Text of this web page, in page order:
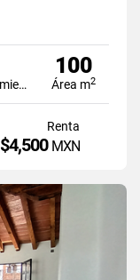
Estacionamiento
100
Área m2
Renta
$4,500 MXN